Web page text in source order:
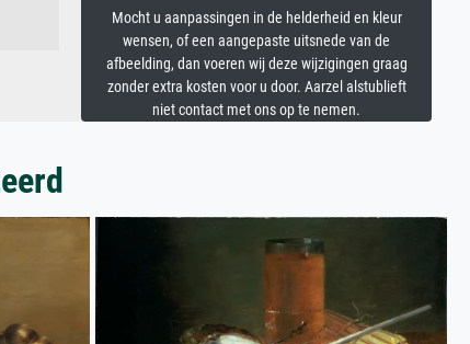
Mocht u aanpassingen in de helderheid en kleur
wensen, of een aangepaste uitsnede van de
afbeelding, dan voeren wij deze wijzigingen graag
zonder extra kosten voor u door. Aarzel alstublieft
niet contact met ons op te nemen.